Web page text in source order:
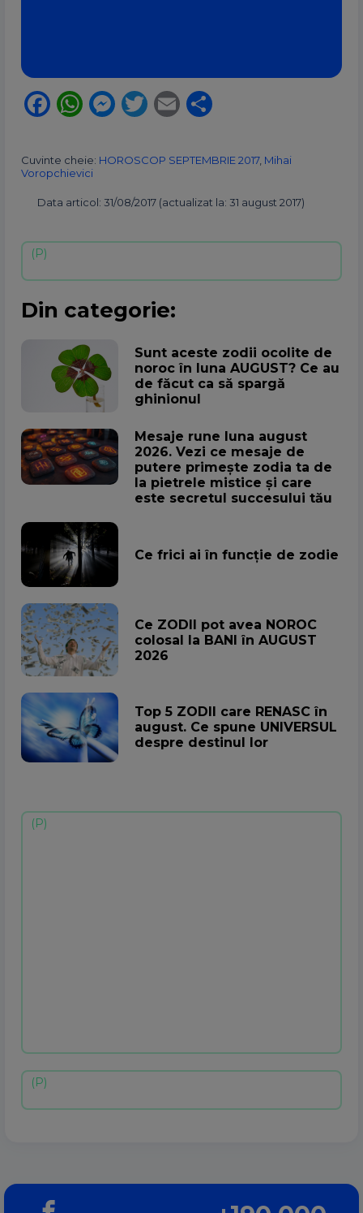
Facebook
WhatsApp
Messenger
Twitter
Email
Cuvinte cheie: HOROSCOP SEPTEMBRIE 2017, Mihai
Voropchievici
Data articol: 31/08/2017 (actualizat la: 31 august 2017)
Din categorie:
Sunt aceste zodii ocolite de
noroc în luna AUGUST? Ce au
de făcut ca să spargă
ghinionul
Mesaje rune luna august
2026. Vezi ce mesaje de
putere primește zodia ta de
la pietrele mistice și care
este secretul succesului tău
Ce frici ai în funcție de zodie
Ce ZODII pot avea NOROC
colosal la BANI în AUGUST
2026
Top 5 ZODII care RENASC în
august. Ce spune UNIVERSUL
despre destinul lor